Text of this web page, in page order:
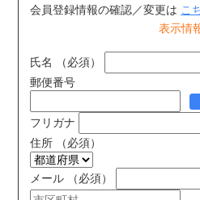
会員登録情報の確認／変更は こ
表示情
氏名
（必須）
郵便番号
フリガナ
住所
（必須）
メール （必須）